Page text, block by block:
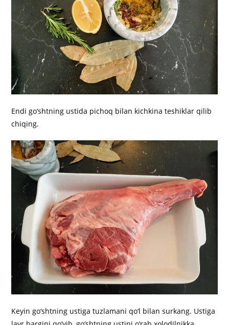
Endi go‘shtning ustida pichoq bilan kichkina teshiklar qilib
chiqing.
Keyin go‘shtning ustiga tuzlamani qo‘l bilan surkang. Ustiga